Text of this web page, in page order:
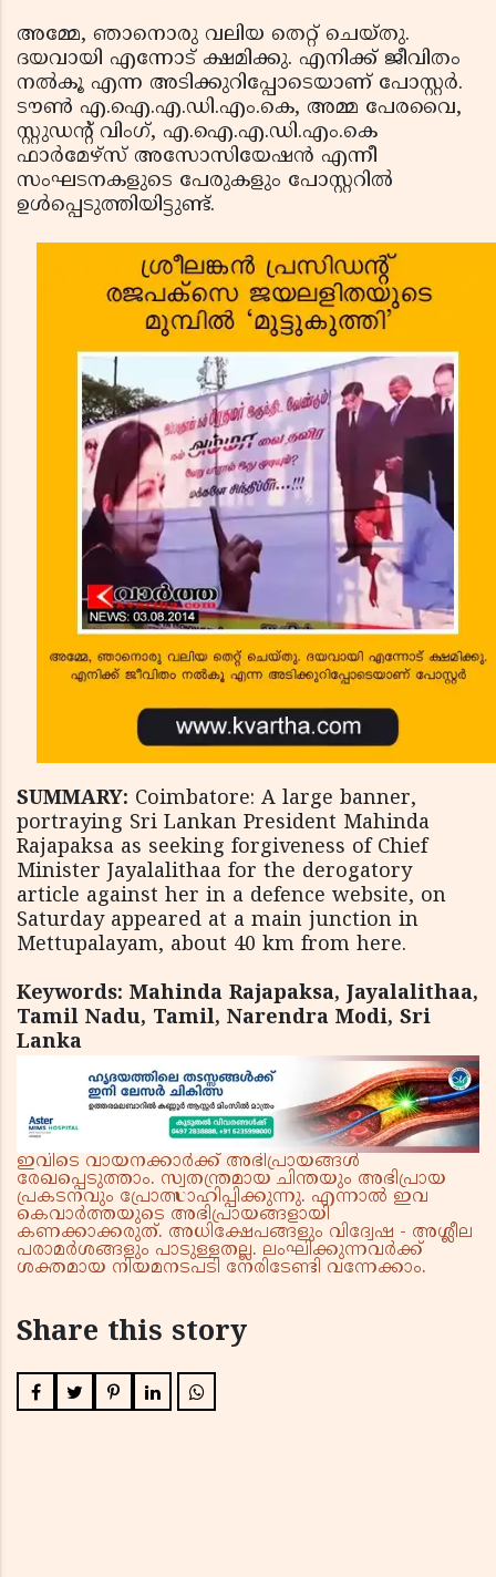
അമ്മേ, ഞാനൊരു വലിയ തെറ്റ് ചെയ്തു.
ദയവായി എന്നോട് ക്ഷമിക്കു. എനിക്ക് ജീവിതം
നല്‍കൂ എന്ന അടിക്കുറിപ്പോടെയാണ് പോസ്റ്റര്‍.
ടൗണ്‍ എ.ഐ.എ.ഡി.എം.കെ, അമ്മ പേരവൈ,
സ്റ്റുഡന്റ് വിംഗ്, എ.ഐ.എ.ഡി.എം.കെ
ഫാര്‍മേഴ്‌സ് അസോസിയേഷന്‍ എന്നീ
സംഘടനകളുടെ പേരുകളും പോസ്റ്ററില്‍
ഉള്‍പ്പെടുത്തിയിട്ടുണ്ട്.
SUMMARY: Coimbatore: A large banner,
portraying Sri Lankan President Mahinda
Rajapaksa as seeking forgiveness of Chief
Minister Jayalalithaa for the derogatory
article against her in a defence website, on
Saturday appeared at a main junction in
Mettupalayam, about 40 km from here.
Keywords: Mahinda Rajapaksa, Jayalalithaa,
Tamil Nadu, Tamil, Narendra Modi, Sri
Lanka
ഇവിടെ വായനക്കാർക്ക് അഭിപ്രായങ്ങൾ
രേഖപ്പെടുത്താം. സ്വതന്ത്രമായ ചിന്തയും അഭിപ്രായ
പ്രകടനവും പ്രോത്സാഹിപ്പിക്കുന്നു. എന്നാൽ ഇവ
കെവാർത്തയുടെ അഭിപ്രായങ്ങളായി
കണക്കാക്കരുത്. അധിക്ഷേപങ്ങളും വിദ്വേഷ - അശ്ലീല
പരാമർശങ്ങളും പാടുള്ളതല്ല. ലംഘിക്കുന്നവർക്ക്
ശക്തമായ നിയമനടപടി നേരിടേണ്ടി വന്നേക്കാം.
Share this story